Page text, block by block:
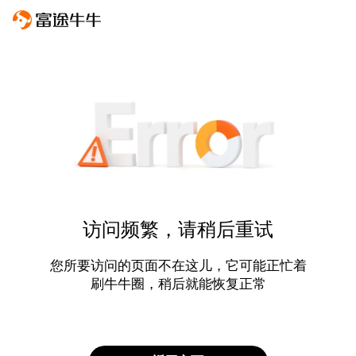
访问频繁，请稍后重试
您所要访问的页面不在这儿，它可能正忙着
刷牛牛圈，稍后就能恢复正常